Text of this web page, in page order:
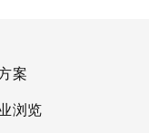
案
浏览